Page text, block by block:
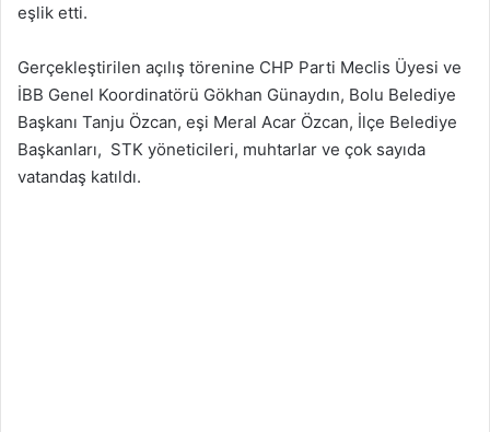
eşlik etti.
Gerçekleştirilen açılış törenine CHP Parti Meclis Üyesi ve
İBB Genel Koordinatörü Gökhan Günaydın, Bolu Belediye
Başkanı Tanju Özcan, eşi Meral Acar Özcan, İlçe Belediye
Başkanları, STK yöneticileri, muhtarlar ve çok sayıda
vatandaş katıldı.